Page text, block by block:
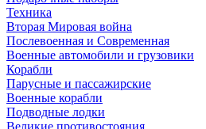
Техника
Вторая Мировая война
Послевоенная и Современная
Военные автомобили и грузовики
Корабли
Парусные и пассажирские
Военные корабли
Подводные лодки
Великие противостояния